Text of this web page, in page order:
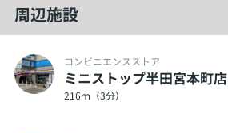
周辺施設
コンビニエンスストア
ミニストップ半田宮本町店
216ｍ（3分）